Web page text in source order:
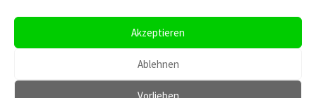
Akzeptieren
Ablehnen
Vorlieben
bestellen! Und die besten Rabattaktionen des Monats
haben einen extra Menüpunt bekommen, wo du dir einen
Gutscheincode für den August sichern kannst!
Verwerfen
TikTok
Instagram
Pinterest
YouTube